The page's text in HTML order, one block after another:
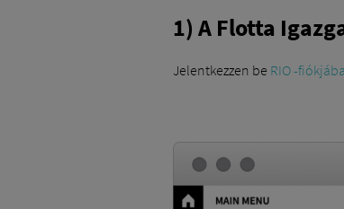
1) A Flotta
Jelentkezzen be RIO -fiókjába